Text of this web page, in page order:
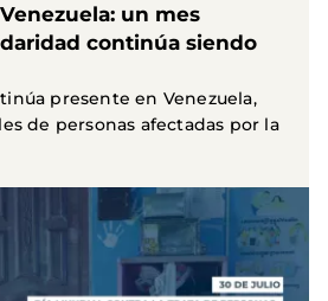
un mes
continúa siendo
presente en Venezuela,
de personas afectadas por la